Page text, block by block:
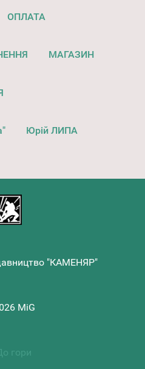
ОПЛАТА
МАГАЗИН
Юрій ЛИПА
"КАМЕНЯР"
MiG
гори